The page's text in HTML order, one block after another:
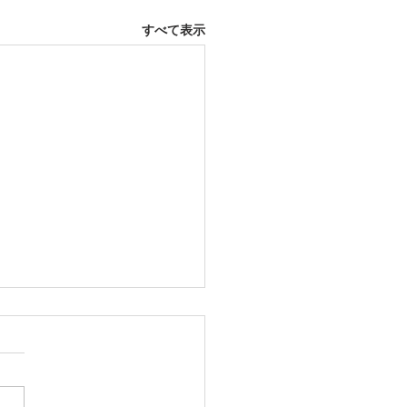
すべて表示
西尾市
とんレンタルご予約いただ